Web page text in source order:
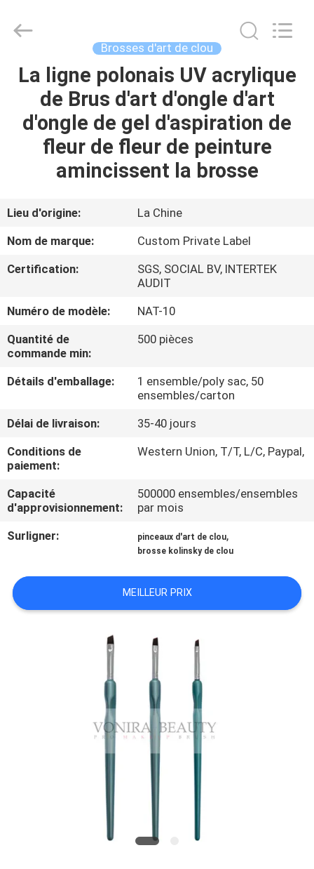
MAISON
PRODUITS
DE
NOUS
VISITE
D'USINE
CONTRÔLE
DE
PLAN
DU
SITE
PRIVACY
Chanmy
Cosmetics
Reserved.
Brosses d'art de clou
La ligne polonais UV acrylique
de Brus d'art d'ongle d'art
d'ongle de gel d'aspiration de
fleur de fleur de peinture
amincissent la brosse
Lieu d'origine:
La Chine
Nom de marque:
Custom Private Label
Certification:
SGS, SOCIAL BV, INTERTEK
AUDIT
Numéro de modèle:
NAT-10
Quantité de
commande min:
500 pièces
Détails d'emballage:
1 ensemble/poly sac, 50
ensembles/carton
Délai de livraison:
35-40 jours
Conditions de
paiement:
Western Union, T/T, L/C, Paypal,
Capacité
d'approvisionnement:
500000 ensembles/ensembles
par mois
Surligner:
pinceaux d'art de clou,
brosse kolinsky de clou
MEILLEUR PRIX